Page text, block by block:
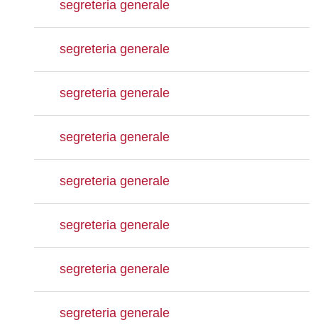
segreteria generale
segreteria generale
segreteria generale
segreteria generale
segreteria generale
segreteria generale
segreteria generale
segreteria generale